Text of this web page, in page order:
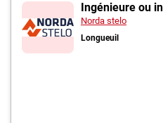
Ingénieure ou
Norda stelo
Longueuil